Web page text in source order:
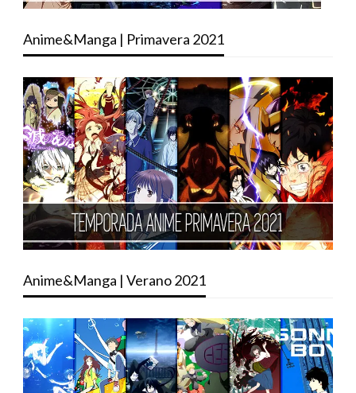
Anime&Manga | Primavera 2021
Anime&Manga | Verano 2021